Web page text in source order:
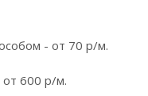
- от 70 р/м.
от 600 р/м.